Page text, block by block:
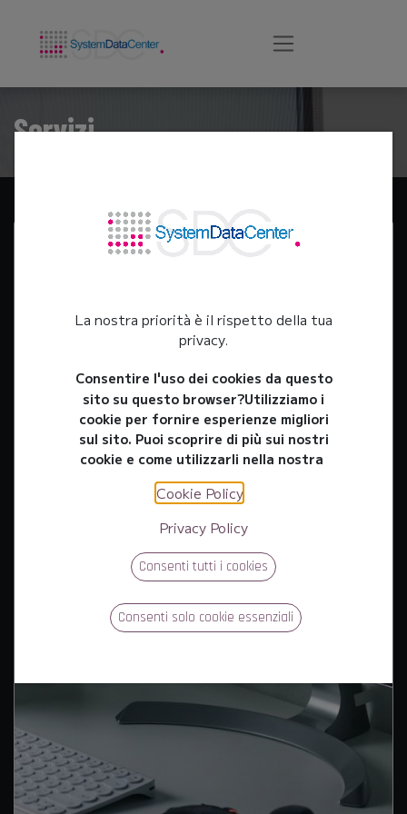
Servizi
La nostra priorità è il rispetto della tua
privacy.
Consentire l'uso dei cookies da questo
sito su questo browser?Utilizziamo i
cookie per fornire esperienze migliori
sul sito. Puoi scoprire di più sui nostri
cookie e come utilizzarli nella nostra
Cookie Policy
Privacy Policy
Consenti tutti i cookies
Consenti solo cookie essenziali